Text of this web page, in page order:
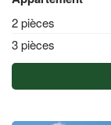
2 pièces
3 pièces